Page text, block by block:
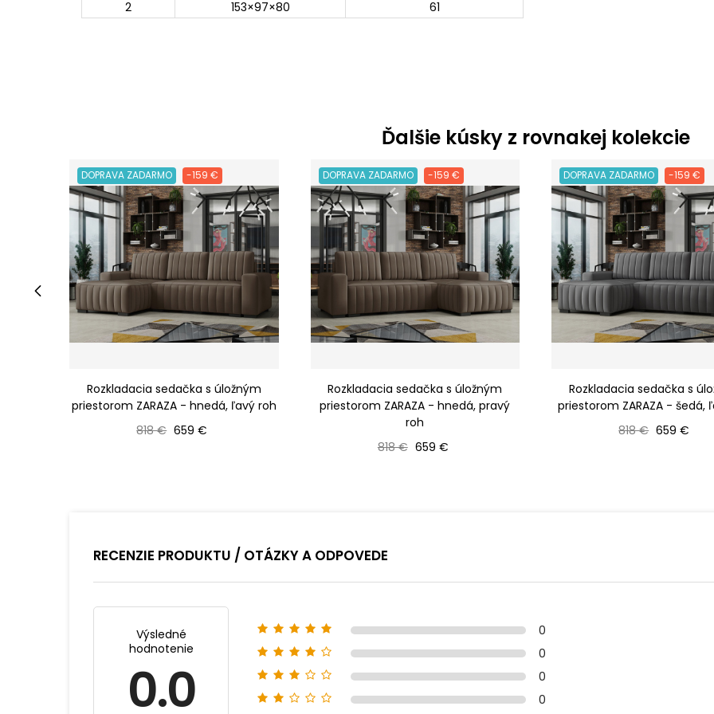
2
153×97×80 61
Ďalšie kúsky z rovnakej kolekcie
DOPRAVA ZADARMO -159 €
Rozkladacia sedačka s úložným
priestorom ZARAZA - hnedá, ľavý roh
Bežná cena
818 € Cena
659 €
DOPRAVA ZADARMO -159 €
Rozkladacia sedačka s úložným
priestorom ZARAZA - hnedá, pravý
roh
Bežná cena
818 € Cena
659 €
DOPRAVA ZADARMO -159 €
Rozkladacia sedačka s
priestorom ZARAZA - šedá,
Bežná cena
818 € Cena
659 €
RECENZIE PRODUKTU / OTÁZKY A ODPOVEDE
Výsledné
hodnotenie
0.0
0
0
0
0